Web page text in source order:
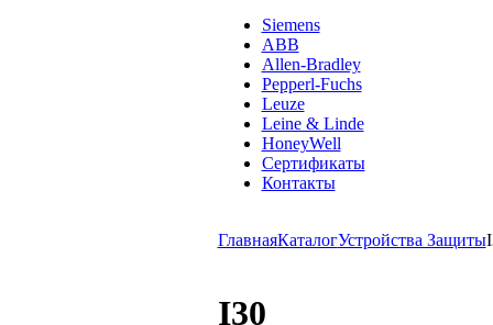
Siemens
ABB
Allen-Bradley
Pepperl-Fuchs
Leuze
Leine & Linde
HoneyWell
Сертификаты
Контакты
ГлавнаяКаталогУстройства Защиты
I30